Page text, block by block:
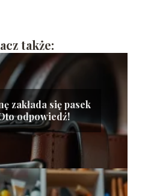
także:
zakłada się pasek
odpowiedź!